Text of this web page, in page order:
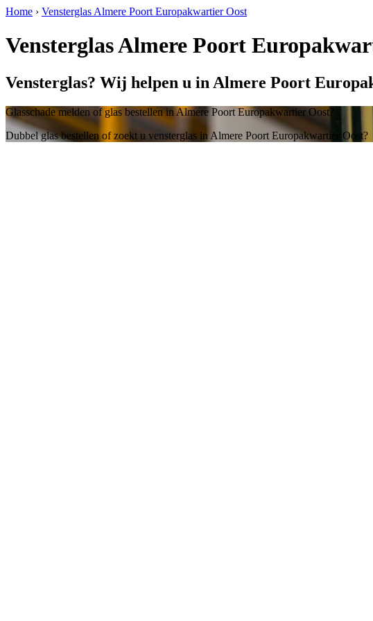
Home › Vensterglas Almere Poort Europakwartier Oost
Vensterglas Almere Poort
Vensterglas? Wij helpen u in Almere Poort
Glasschade melden of glas bestellen in Almere Poort Europakwartier Oost?
Dubbel glas bestellen of zoekt u vensterglas in Almere Poort Europakwartier Oost?